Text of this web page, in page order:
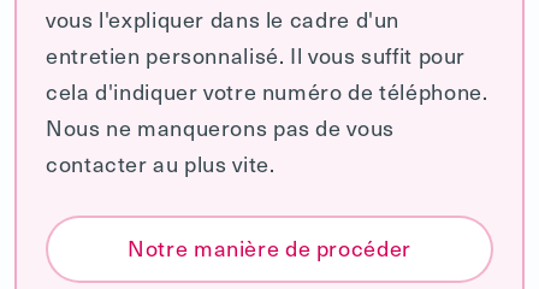
vous l'expliquer dans le cadre d'un
entretien personnalisé. Il vous suffit pour
cela d'indiquer votre numéro de téléphone.
Nous ne manquerons pas de vous
contacter au plus vite.
Notre manière de procéder